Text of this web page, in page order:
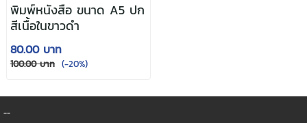
พิมพ์หนังสือ ขนาด A5 ปก
สีเนื้อในขาวดำ
80.00 บาท
100.00 บาท (-20%)
--